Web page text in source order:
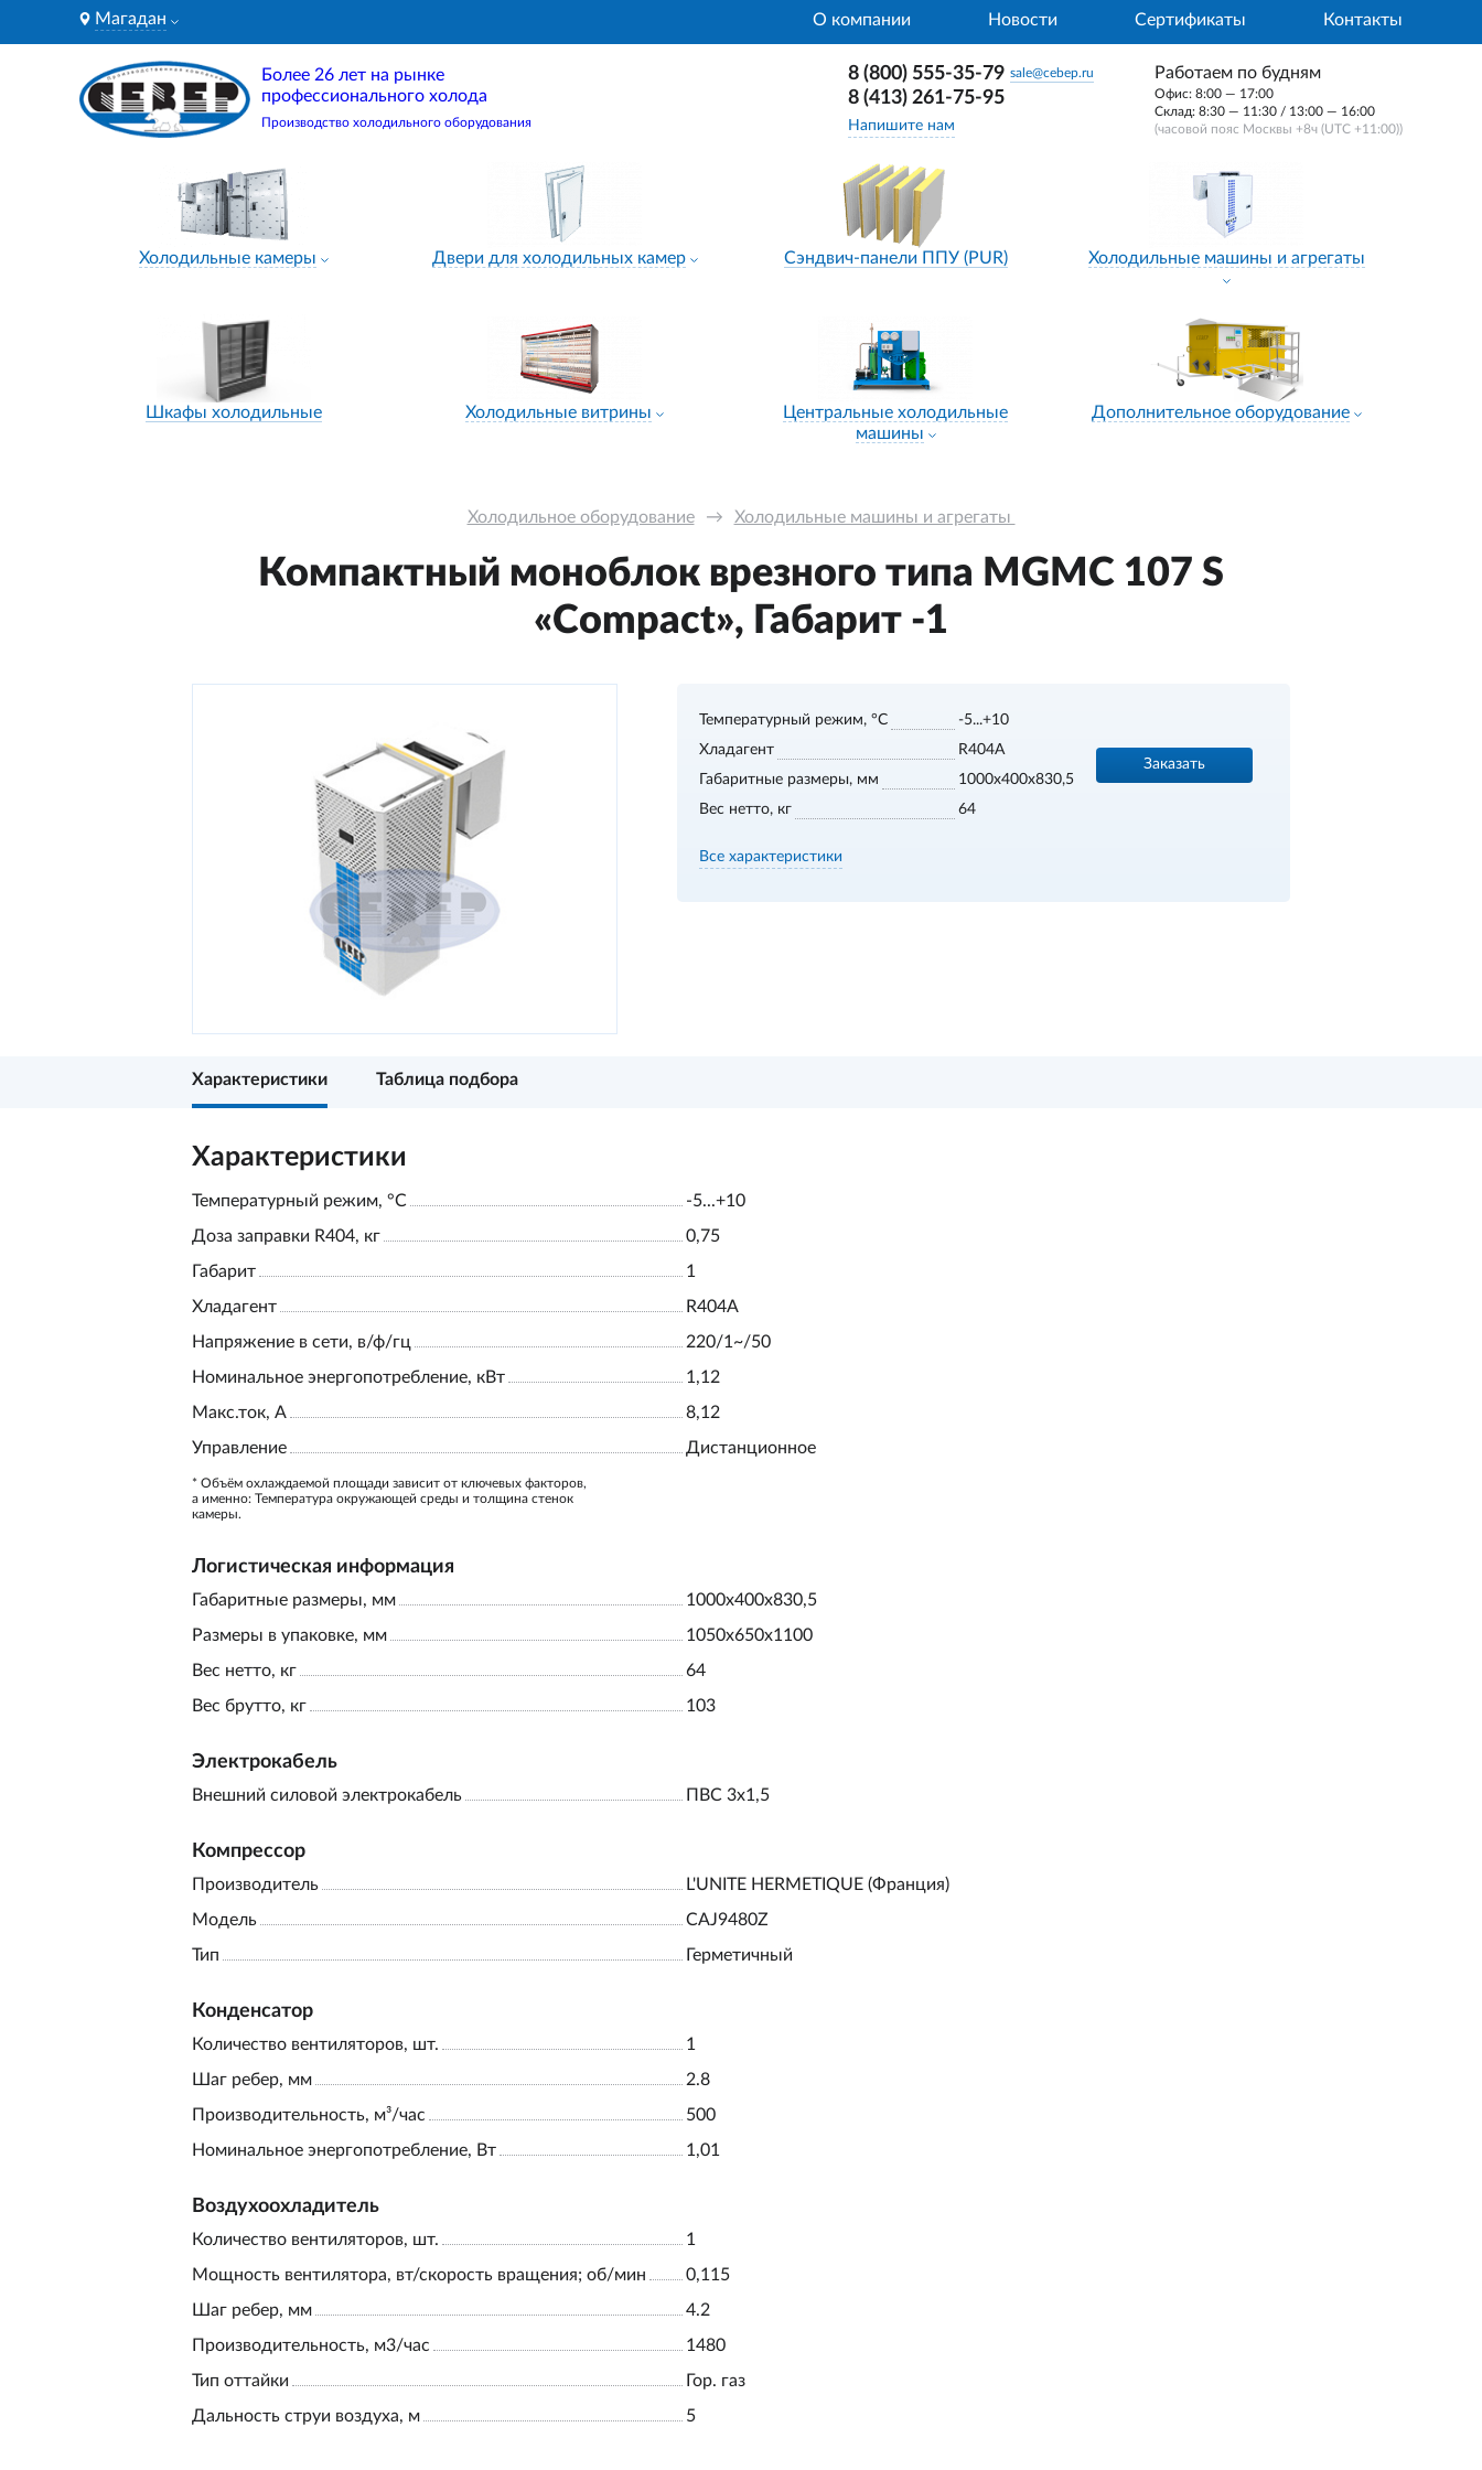
Магадан О компании Новости Сертификаты Контакты
Более 26 лет на рынке
профессионального холода
Производство холодильного оборудования
8 (800) 555-35-79 sale@cebep.ru
8 (413) 261-75-95
Напишите нам
Работаем по будням
Офис: 8:00 — 17:00
Склад: 8:30 — 11:30 / 13:00 — 16:00
(часовой пояс Москвы +8ч (UTC +11:00))
Холодильные камеры Двери для холодильных камер Сэндвич-панели ППУ (PUR) Холодильные машины и агрегаты
Шкафы холодильные Холодильные витрины
Центральные холодильные
машины
Дополнительное оборудование
Холодильное оборудование → Холодильные машины и агрегаты
Компактный моноблок врезного типа MGMС 107 S
«Compact», Габарит -1
Температурный режим, °С
-5...+10
Хладагент
R404А
Габаритные размеры, мм
1000х400х830,5
Вес нетто, кг
64
Заказать
Все характеристики
Характеристики Таблица подбора
Характеристики
Температурный режим, °С
-5...+10
Доза заправки R404, кг
0,75
Габарит
1
Хладагент
R404А
Напряжение в сети, в/ф/гц
220/1~/50
Номинальное энергопотребление, кВт
1,12
Макс.ток, А
8,12
Управление
Дистанционное
* Объём охлаждаемой площади зависит от ключевых факторов,
а именно: Температура окружающей среды и толщина стенок
камеры.
Логистическая информация
Габаритные размеры, мм
1000х400х830,5
Размеры в упаковке, мм
1050х650х1100
Вес нетто, кг
64
Вес брутто, кг
103
Электрокабель
Внешний силовой электрокабель ПВС 3х1,5
Компрессор
Производитель
L'UNITE HERMETIQUE (Франция)
Модель
CAJ9480Z
Тип
Герметичный
Конденсатор
Количество вентиляторов, шт.
1
Шаг ребер, мм
2.8
Производительность, м³/час
500
Номинальное энергопотребление, Вт
1,01
Воздухоохладитель
Количество вентиляторов, шт.
1
Мощность вентилятора, вт/скорость вращения; об/мин
0,115
Шаг ребер, мм
4.2
Производительность, м3/час
1480
Тип оттайки
Гор. газ
Дальность струи воздуха, м
5